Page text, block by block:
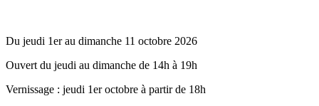
Du jeudi 1er au dimanche 11 octobre 2026
Ouvert du jeudi au dimanche de 14h à 19h
Vernissage ‬:‬‭ jeudi 1er octobre à partir de 18h